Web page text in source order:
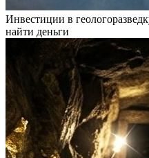
Инвестиции в
найти деньги